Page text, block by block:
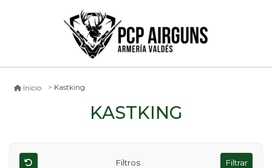
Inicio Kastking
KASTKING
Filtros Filtrar